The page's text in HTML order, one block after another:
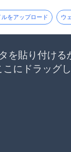
ルをアップロード ウ
を貼り付ける
こにドラッグ